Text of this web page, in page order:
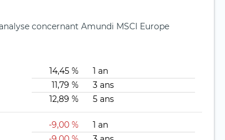
concernant Amundi MSCI Europe
14,45 %
1 an
11,79 %
3 ans
12,89 %
5 ans
-9,00 %
1 an